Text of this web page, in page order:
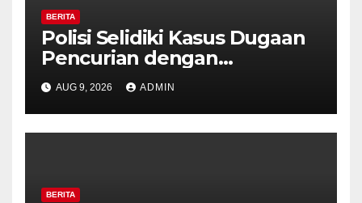
BERITA
Polisi Selidiki Kasus Dugaan
Pencurian dengan
Kekerasan di Counter HP
Royal Phone Ambarawa.
AUG 9, 2026 ADMIN
BERITA